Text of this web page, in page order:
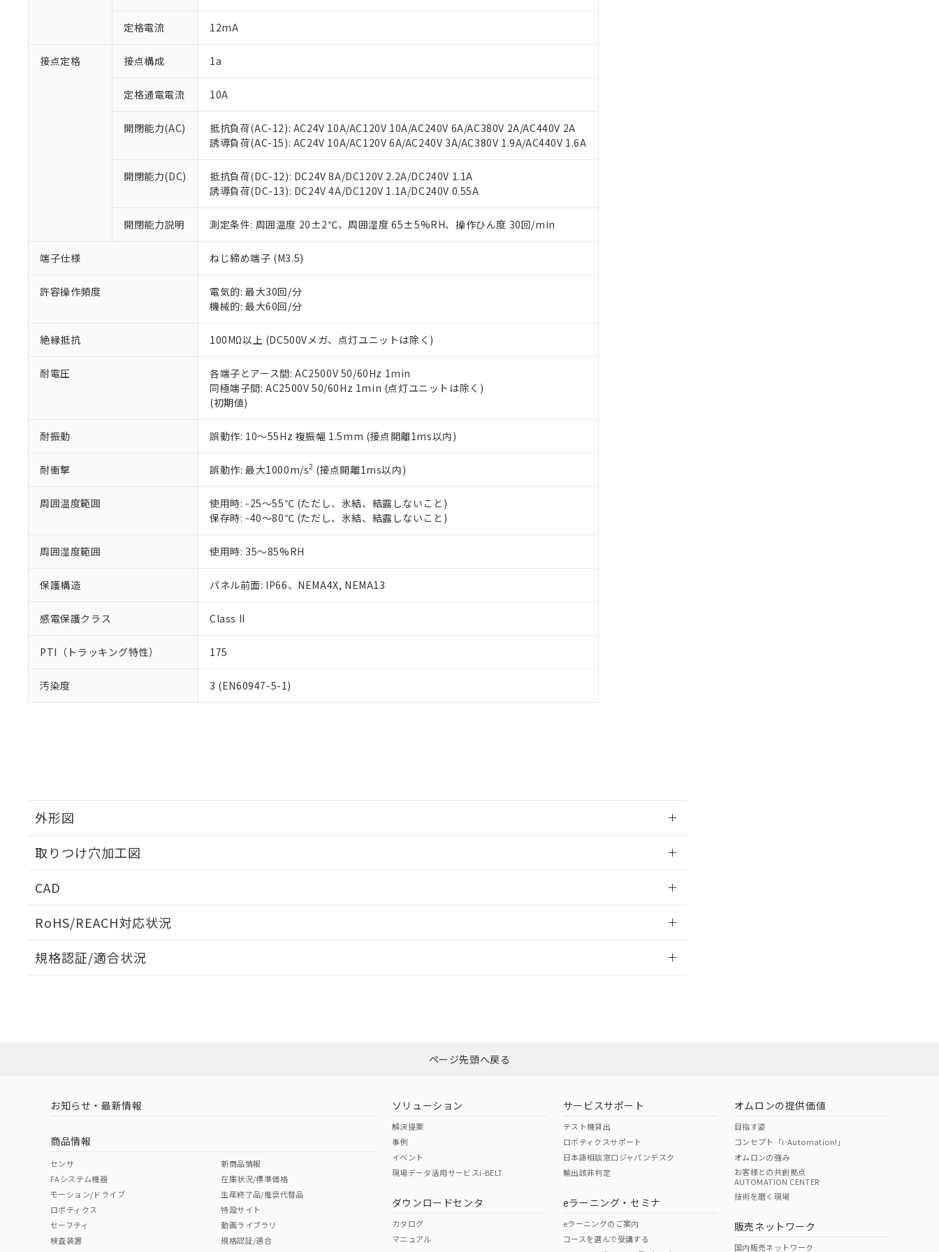
定格電流 12mA
接点定格 接点構成 1a
定格通電電流 10A
開閉能力(AC)
抵抗負荷(AC-12): AC24V 10A/AC120V 10A/AC240V 6A/AC380V 2A/AC440V 2A
誘導負荷(AC-15): AC24V 10A/AC120V 6A/AC240V 3A/AC380V 1.9A/AC440V 1.6A
開閉能力(DC)
抵抗負荷(DC-12): DC24V 8A/DC120V 2.2A/DC240V 1.1A
誘導負荷(DC-13): DC24V 4A/DC120V 1.1A/DC240V 0.55A
開閉能力説明 測定条件: 周囲温度 20±2℃、周囲湿度 65±5%RH、操作ひん度 30回/min
端子仕様 ねじ締め端子 (M3.5)
許容操作頻度
電気的: 最大30回/分
機械的: 最大60回/分
絶縁抵抗 100MΩ以上 (DC500Vメガ、点灯ユニットは除く)
耐電圧
各端子とアース間: AC2500V 50/60Hz 1min
同極端子間: AC2500V 50/60Hz 1min (点灯ユニットは除く)
(初期値)
耐振動 誤動作: 10～55Hz 複振幅 1.5mm (接点開離1ms以内)
耐衝撃 誤動作: 最大1000m/s2 (接点開離1ms以内)
周囲温度範囲
使用時: -25～55℃ (ただし、氷結、結露しないこと)
保存時: -40～80℃ (ただし、氷結、結露しないこと)
周囲湿度範囲 使用時: 35～85%RH
保護構造 パネル前面: IP66、NEMA4X, NEMA13
感電保護クラス Class II
PTI（トラッキング特性） 175
汚染度 3 (EN60947-5-1)
外形図
取りつけ穴加工図
CAD
RoHS/REACH対応状況
EU RoHS 注意事項・凡例
ダウンロードはこちら
中国 RoHS 注意事項・凡例
中国 RoHS表
Pb Hg Cr(VI)
O O
規格認証/適合状況
（イギリス
（ノルウェー
（日本
（アメリカ
この製品の規格認証/適合状況ページへ
その他の認証はこちらのページからご検索ください
以下の条件をお読みいただき、同意のうえご利用ください。
くものです。
在庫状況および標準価格照会結果は、記載している更新日時点での社内データに基づき作成されるも
正式な納期状況および標準価格はお客様のお取引先、またはお客様担当のオムロン制御機器販売店・
当社販売員にご相談ください。
オムロン制御機器販売店や当社販売拠点は「 販売ネットワーク
」をご確認ください。
す。
マイパーツ機能（部品リスト作成サービス）をご利用いただくには、I-Webメンバーズにご登録され
ている必要があります。
お客様が当ウェブサイト上で当社にご登録された部品リストについて、当社および当社の共同利用者
が、当社の製品・サービスに関するお客様との取引・商談に必要な範囲で利用することをご了承くだ
さい。
※当社の共同利用者とは、
*EU RoHS指令（10物質）：
鉛(Pb) 1000ppm以下、 水銀(Hg) 1000ppm以下、 カドミウム(Cd) 100ppm以下、
ル（DBP） 1000ppm以下、フタル酸ジイソブチル (DIBP) 1000ppm以下
フタル酸エステル類の４物質については閾値を超える意図的な使用がないことを確認しています。
※2 対応予定月
※3 非含有証明書ダウンロード
下記の非含有証明書をダウンロードすることができます。
EU RoHS指令（10物質）の非含有証明書
51物質の非含有証明書（当社基準）
※本証明書は発行日時点で非含有を証明するもので、過去に遡って非含有を証明するものではありません。
また、RoHS指令のフタル酸エステル類４物質の対応では、対応完了までの期間は出荷製品に未対応品が
混在することから備考欄に対応日を記載しておりました。
既に当社にて対応品への在庫切替を完了していることから、特段のことがない限り、2022年1月12日よ
り割愛しております。
「○」：最大均質材料含有率が中国RoHSの基準値以下であることを示します。
「×」：最大均質材料含有率が中国RoHSの基準値を超えていることを示します。
「－」：未確認です。当社販売部門へお問い合わせください。
Cr(Ⅵ)(六価クロム) : 1000ppm、 PBBs(ポリ臭化ビフェニル類) : 1000ppm、 PBDEs(ポリ臭化ジフェニルエーテル類) : 1000ppm、
DEHP(フタル酸ビス(2-エチルヘキシル)) : 1000ppm
※2 環境保護使用期限
「ｅ」：有害物質（10物質）のすべてが基準値以下であることを示します。
「10」：通常の使用状況下において有害物質が外部に漏えいし、環境に深刻な影響を及ぼさない年数を意
「－」：未確認です。当社販売部門へお問い合わせください。
う）を輸出または国外への提供する場合は、日本国政府の輸出許可(または役務取引許可)を取得する
当社は規制貨物を破棄する場合は、完全に破砕するなど、違法に輸出されないよう必要な手段を講じ
当社は貴社製品を、核兵器、ミサイル、化学兵器、生物兵器またはその他武器並びにこれらの製造装
置等に一切使用いたしません。
当社は、貴社製品を第三者に販売する場合は、上記1、2および3の内容を当該第三者に通知します。
また当社は、販売先および販売に係わる関係者が違法に輸出するおそれがある場合は、取り引きをい
合意する キャンセル
△ 一定数には満たないが在庫あり
－
在庫なし(最新の在庫状況については、お客様のお取引先、またはお客様担当のオムロン制御
機器販売店・当社販売員にご確認ください)
空
白
受注生産機種、また在庫状況の情報を公開していない機種
ページ先頭へ戻る
お知らせ・最新情報
商品情報
センサ
FAシステム機器
モーション/ドライブ
ロボティクス
セーフティ
検査装置
新商品情報
在庫状況/標準価格
生産終了品/推奨代替品
特設サイト
動画ライブラリ
規格認証/適合
ソリューション
解決提案
事例
イベント
現場データ活用サービスi-BELT
ダウンロードセンタ
カタログ
マニュアル
サービスサポート
テスト機貸出
ロボティクスサポート
日本語相談窓口ジャパンデスク
輸出該非判定
eラーニング・セミナ
eラーニングのご案内
コースを選んで受講する
オムロンの提供価値
目指す姿
コンセプト「i-Automation!」
オムロンの強み
お客様との共創拠点
AUTOMATION CENTER
技術を磨く現場
販売ネットワーク
国内販売ネットワーク